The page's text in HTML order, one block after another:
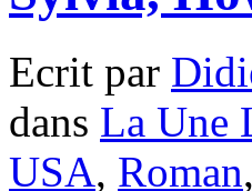
Ecrit par
dans La Une
USA, Roman,